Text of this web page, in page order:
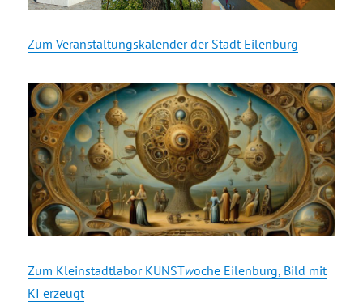
Zum Veranstaltungskalender der Stadt Eilenburg
Zum Kleinstadtlabor KUNSTwoche Eilenburg, Bild mit
KI erzeugt